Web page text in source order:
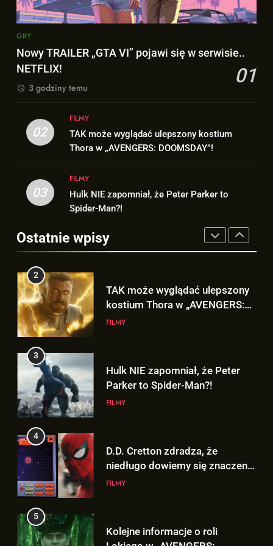
Bracia Russo gratulują
ogromnego sukcesu filmu
DAY”!
1
Nowy TRAILER „GTA VI” pojawi
DOOMSDAY”!
FILMY
3
Hulk NIE zapomniał, że Peter
4
D.D. Cretton zdradza, że
MAN: BRAND NEW DAY”!
5
Kolejne informacje o roli
Trailer „AVENGERS: ENDGAME
GRY
Nowy TRAILER „GTA VI” pojawi się w serwisie..
NETFLIX!
01
3 godziny temu
02
FILMY
TAK może wyglądać ulepszony kostium
Thora w „AVENGERS: DOOMSDAY”!
03
FILMY
Hulk NIE zapomniał, że Peter Parker to
Spider-Man?!
Ostatnie wpisy
7
formą Hugh Jackmana!
ogromnego sukcesu filmu
„SPIDER-MAN: BRAND NEW
FILMY
1
Nowy TRAILER „GTA VI” pojawi
się w serwisie.. NETFLIX!
kostium Thora w „AVENGERS:
DOOMSDAY”!
FILMY
Parker to Spider-Man?!
FILMY
niedługo dowiemy się znaczenia
sceny po napisach „SPIDER-
MAN: BRAND NEW DAY”!
FILMY
Lokiego w „AVENGERS: